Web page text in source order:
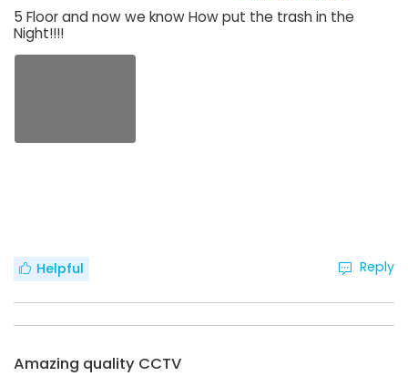
5 Floor and now we know How put the trash in the
Night!!!!
Helpful Reply
Amazing quality CCTV